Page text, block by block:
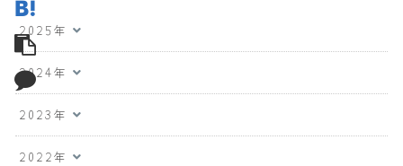
2025年
2024年
2023年
2022年